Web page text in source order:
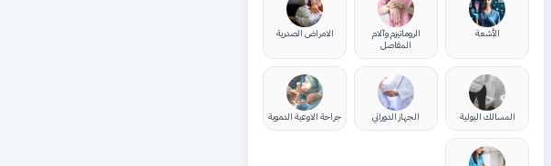
الأشعة
الروماتيزم وآلام
المفاصل
الامراض الصدرية
المسالك البولية الجهاز الدوراني جراحة الاوعية الدموية